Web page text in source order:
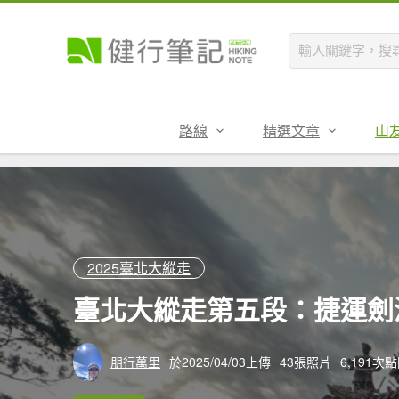
路線 精選文章 山
2025臺北大縱走
臺北大縱走第五段：捷運
朋行萬里 於2025/04/03上傳 43張照片 6,191次